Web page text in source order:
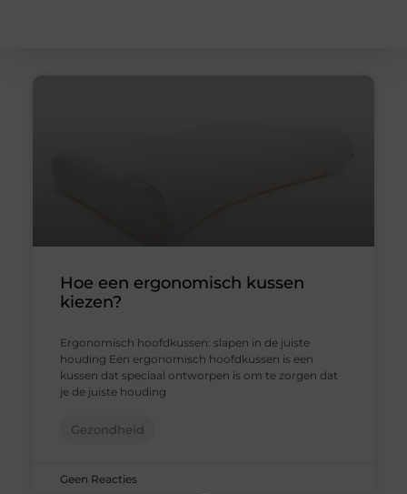
Hoe een ergonomisch kussen
kiezen?
Ergonomisch hoofdkussen: slapen in de juiste
houding Een ergonomisch hoofdkussen is een
kussen dat speciaal ontworpen is om te zorgen dat
je de juiste houding
Gezondheid
Geen Reacties